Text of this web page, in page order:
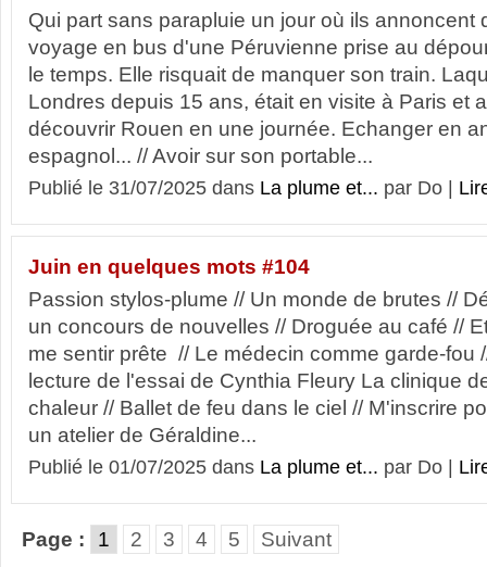
Qui part sans parapluie un jour où ils annoncent
voyage en bus d'une Péruvienne prise au
le temps. Elle risquait de manquer son train.
Londres depuis 15 ans, était en visite à Paris et
découvrir Rouen en une journée. Echanger en
espagnol... // Avoir sur son portable...
Publié le 31/07/2025 dans La plume et... par Do |
Juin en quelques mots #104
Passion stylos-plume // Un monde de brutes //
un concours de nouvelles // Droguée au café //
me sentir prête // Le médecin comme garde-fou
lecture de l'essai de Cynthia Fleury La clinique
chaleur // Ballet de feu dans le ciel // M'inscrire
un atelier de Géraldine...
Publié le 01/07/2025 dans La plume et... par Do |
Page : 1 2 3 4 5 Suivant